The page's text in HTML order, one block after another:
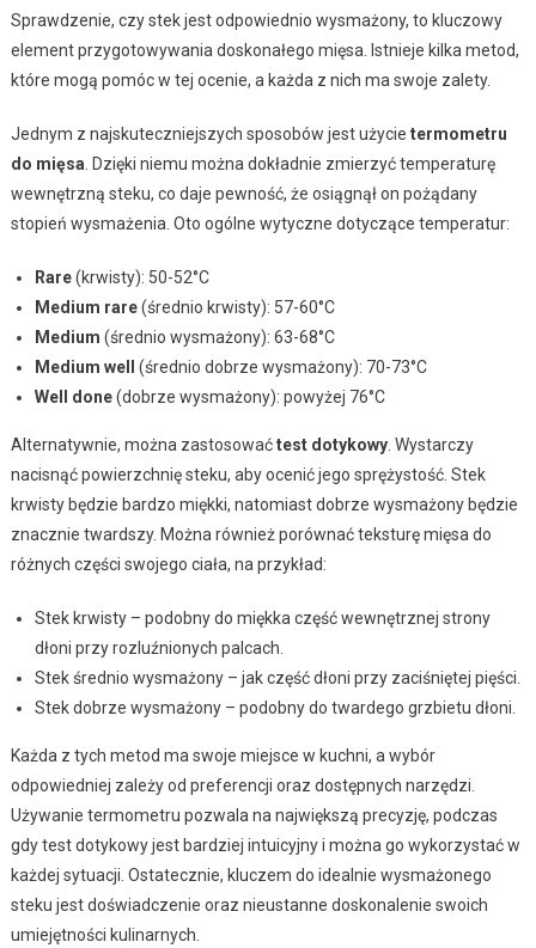
Sprawdzenie, czy stek jest odpowiednio wysmażony, to kluczowy
element przygotowywania doskonałego mięsa. Istnieje kilka metod,
które mogą pomóc w tej ocenie, a każda z nich ma swoje zalety.
Jednym z najskuteczniejszych sposobów jest użycie termometru
do mięsa. Dzięki niemu można dokładnie zmierzyć temperaturę
wewnętrzną steku, co daje pewność, że osiągnął on pożądany
stopień wysmażenia. Oto ogólne wytyczne dotyczące temperatur:
Rare(krwisty): 50-52°C
Medium rare(średnio krwisty): 57-60°C
Medium (średnio wysmażony): 63-68°C
Medium well
(średnio dobrze wysmażony): 70-73°C
Well done(dobrze wysmażony): powyżej 76°C
Alternatywnie, można zastosowaćtest dotykowy. Wystarczy
nacisnąć powierzchnię steku, aby ocenić jego sprężystość. Stek
krwisty będzie bardzo miękki, natomiast dobrze wysmażony będzie
znacznie twardszy. Można również porównać teksturę mięsa do
różnych części swojego ciała, na przykład:
Stek krwisty – podobny do miękka część wewnętrznej strony
dłoni przy rozluźnionych palcach.
Stek średnio wysmażony – jak część dłoni przy zaciśniętej pięści.
Stek dobrze wysmażony – podobny do twardego grzbietu dłoni.
Każda z tych metod ma swoje miejsce w kuchni, a wybór
odpowiedniej zależy od preferencji oraz dostępnych narzędzi.
Używanie termometru pozwala na największą precyzję, podczas
gdy test dotykowy jest bardziej intuicyjny i można go wykorzystać w
każdej sytuacji. Ostatecznie, kluczem do idealnie wysmażonego
steku jest doświadczenie oraz nieustanne doskonalenie swoich
umiejętności kulinarnych.